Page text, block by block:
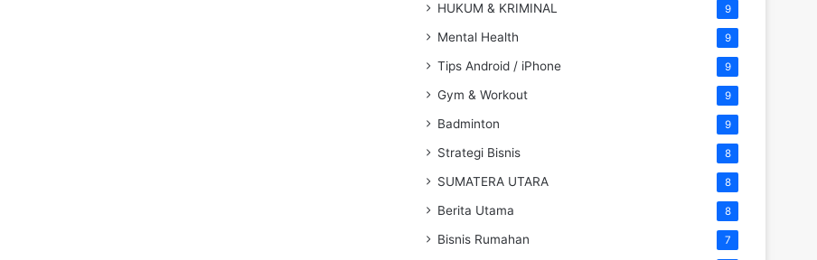
HUKUM & KRIMINAL 9
Mental Health 9
Tips Android / iPhone 9
Gym & Workout 9
Badminton 9
Strategi Bisnis 8
SUMATERA UTARA 8
Berita Utama 8
Bisnis Rumahan 7